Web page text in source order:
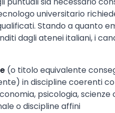
universitario
Stando a quanto
dagli atenei italiani, i
(o titolo equivalente
in discipline coerenti
psicologia,
o discipline affini